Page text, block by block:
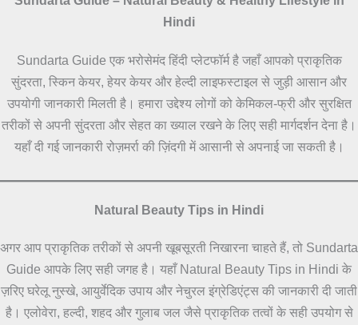
Hindi
Sundarta Guide एक भरोसेमंद हिंदी प्लेटफॉर्म है जहाँ आपको प्राकृतिक
सुंदरता, स्किन केयर, हेयर केयर और हेल्दी लाइफस्टाइल से जुड़ी आसान और
उपयोगी जानकारी मिलती है। हमारा उद्देश्य लोगों को केमिकल-फ्री और सुरक्षित
तरीकों से अपनी सुंदरता और सेहत का ख्याल रखने के लिए सही मार्गदर्शन देना है।
यहाँ दी गई जानकारी रोज़मर्रा की ज़िंदगी में आसानी से अपनाई जा सकती है।
Natural Beauty Tips in Hindi
अगर आप प्राकृतिक तरीकों से अपनी खूबसूरती निखारना चाहते हैं, तो Sundarta
Guide आपके लिए सही जगह है। यहाँ Natural Beauty Tips in Hindi के
ज़रिए घरेलू नुस्खे, आयुर्वेदिक उपाय और नेचुरल इंग्रेडिएंट्स की जानकारी दी जाती
है। एलोवेरा, हल्दी, शहद और गुलाब जल जैसे प्राकृतिक तत्वों के सही उपयोग से